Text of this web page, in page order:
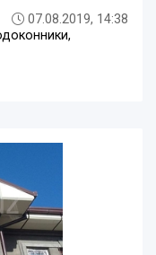
07.08.2019, 14:38